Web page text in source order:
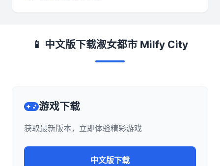
📱 中文版下载淑女都市 Milfy City
游戏下载
获取最新版本，立即体验精彩游戏
中文版下载